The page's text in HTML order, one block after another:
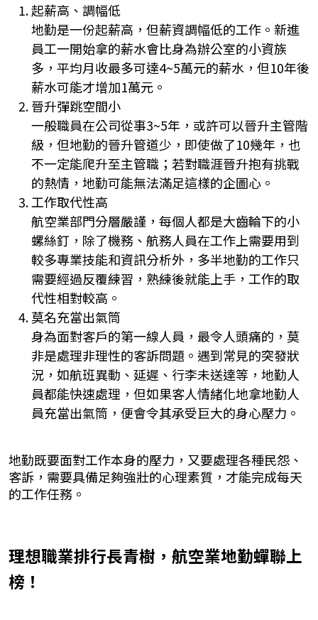
起薪高、調幅低
地勤是一份起薪高，但薪資調幅低的工作。新進
員工一開始拿的薪水會比身為辦公室的小資族
多，平均月收最多可達4~5萬元的薪水，但10年後
薪水可能才增加1萬元。
晉升彈跳空間小
一般職員在公司從事3~5年，或許可以晉升主管階
級，但地勤的晉升管道少，即使做了10幾年，也
不一定能爬升至主管職；若對職涯晉升抱有挑戰
的熱情，地勤可能無法滿足這樣的企圖心。
工作取代性高
航空業部門分層嚴謹，每個人都是大齒輪下的小
螺絲釘，除了機務、航務人員在工作上需要用到
較多專業技能和資訊分析外，多半地勤的工作只
需要經過反覆練習，熟練後就能上手，工作的取
代性相對較高。
莫名充當出氣筒
身為面對客戶的第一線人員，最令人頭痛的，莫
非是處理非理性的客訴問題。遇到常見的突發狀
況，如航班異動、延遲、行李未送達等，地勤人
員都能快速處理，但如果客人情緒化地拿地勤人
員充當出氣筒，便會令其承受巨大的身心壓力。
地勤既要面對工作本身的壓力，又要處理各種民怨、
客訴，需要具備足夠強壯的心理素質，才能完成每天
的工作任務。
理想職業排行長青樹，航空業地勤蟬聯上
榜！